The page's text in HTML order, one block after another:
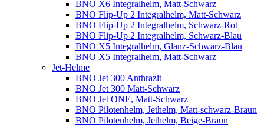
BNO X6 Integralhelm, Matt-Schwarz
BNO Flip-Up 2 Integralhelm, Matt-Schwarz
BNO Flip-Up 2 Integralhelm, Schwarz-Rot
BNO Flip-Up 2 Integralhelm, Schwarz-Blau
BNO X5 Integralhelm, Glanz-Schwarz-Blau
BNO X5 Integralhelm, Matt-Schwarz
Jet-Helme
BNO Jet 300 Anthrazit
BNO Jet 300 Matt-Schwarz
BNO Jet ONE, Matt-Schwarz
BNO Pilotenhelm, Jethelm, Matt-schwarz-Braun
BNO Pilotenhelm, Jethelm, Beige-Braun